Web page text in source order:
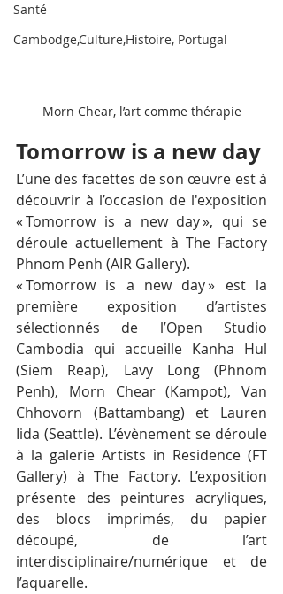
Santé
Cambodge,Culture,Histoire, Portugal
Morn Chear, l’art comme thérapie
Tomorrow is a new day
L’une des facettes de son œuvre est à
découvrir à l’occasion de l'exposition
« Tomorrow is a new day », qui se
déroule actuellement à The Factory
Phnom Penh (AIR Gallery).
« Tomorrow is a new day » est la
première exposition d’artistes
sélectionnés de l’Open Studio
Cambodia qui accueille Kanha Hul
(Siem Reap), Lavy Long (Phnom
Penh), Morn Chear (Kampot), Van
Chhovorn (Battambang) et Lauren
Iida (Seattle). L’évènement se déroule
à la galerie Artists in Residence (FT
Gallery) à The Factory. L’exposition
présente des peintures acryliques,
des blocs imprimés, du papier
découpé, de l’art
interdisciplinaire/numérique et de
l’aquarelle.